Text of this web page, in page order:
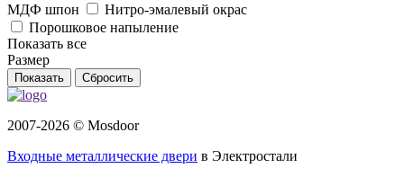
МДФ шпон
Нитро-эмалевый окрас
Порошковое напыление
Показать все
Размер
Сбросить
2007-2026 © Mosdoor
Входные металлические двери в Электростали